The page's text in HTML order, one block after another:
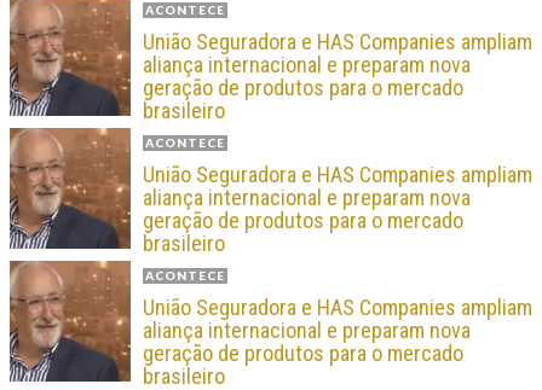
ACONTECE
União Seguradora e HAS Companies ampliam
aliança internacional e preparam nova
geração de produtos para o mercado
brasileiro
ACONTECE
União Seguradora e HAS Companies ampliam
aliança internacional e preparam nova
geração de produtos para o mercado
brasileiro
ACONTECE
União Seguradora e HAS Companies ampliam
aliança internacional e preparam nova
geração de produtos para o mercado
brasileiro